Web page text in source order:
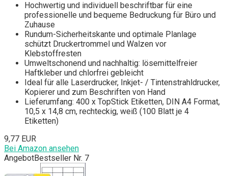
Hochwertig und individuell beschriftbar für eine
professionelle und bequeme Bedruckung für Büro und
Zuhause
Rundum-Sicherheitskante und optimale Planlage
schützt Druckertrommel und Walzen vor
Klebstoffresten
Umweltschonend und nachhaltig: lösemittelfreier
Haftkleber und chlorfrei gebleicht
Ideal für alle Laserdrucker, Inkjet- / Tintenstrahldrucker,
Kopierer und zum Beschriften von Hand
Lieferumfang: 400 x TopStick Etiketten, DIN A4 Format,
10,5 x 14,8 cm, rechteckig, weiß (100 Blatt je 4
Etiketten)
9,77 EUR
Bei Amazon ansehen
AngebotBestseller Nr. 7